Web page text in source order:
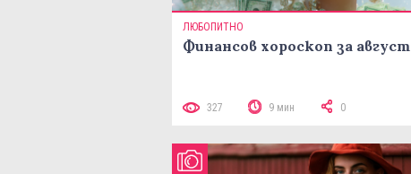
ЛЮБОПИТНО
Финансов хороскоп за август
327 9 мин 0